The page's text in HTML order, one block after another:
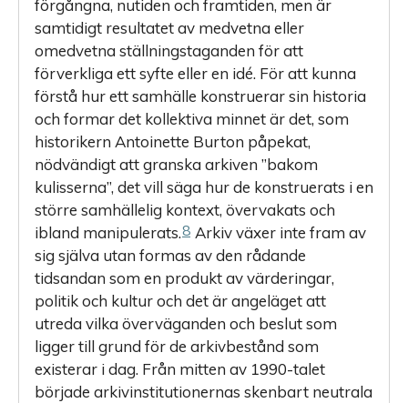
förgångna, nutiden och framtiden, men är
samtidigt resultatet av medvetna eller
omedvetna ställningstaganden för att
förverkliga ett syfte eller en idé. För att kunna
förstå hur ett samhälle konstruerar sin historia
och formar det kollektiva minnet är det, som
historikern Antoinette Burton påpekat,
nödvändigt att granska arkiven ”bakom
kulisserna”, det vill säga hur de konstruerats i en
större samhällelig kontext, övervakats och
ibland manipulerats.8 Arkiv växer inte fram av
sig själva utan formas av den rådande
tidsandan som en produkt av värderingar,
politik och kultur och det är angeläget att
utreda vilka överväganden och beslut som
ligger till grund för de arkivbestånd som
existerar i dag. Från mitten av 1990-talet
började arkivinstitutionernas skenbart neutrala